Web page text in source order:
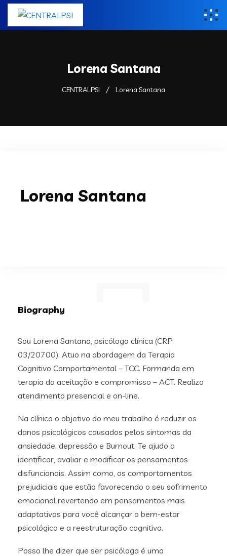
Lorena Santana
CENTRALPSI Lorena Santana
Lorena Santana
Biography
Sou Lorena Santana, psicóloga clínica (CRP
03/20700). Atuo na abordagem da Terapia
Cognitivo Comportamental – TCC. Formanda em
terapia da aceitação e compromisso – ACT. Realizo
atendimento presencial e on-line.
Na clínica o objetivo do meu trabalho é reduzir os
danos psicológicos causados pelos sintomas da
ansiedade, depressão e Burnout. Te ajudo a
identificar, avaliar e modificar os pensamentos
disfuncionais. Assim como, os comportamentos
prejudiciais que estão favorecendo o seu sofrimento
emocional revertendo em pensamentos mais
adaptativos para você alcançar o bem-estar
psicológico e a reestruturação cognitiva.
Posso lhe dizer que ser psicóloga é uma